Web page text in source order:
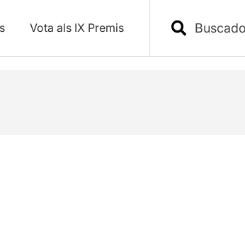
Vota als IX Premis